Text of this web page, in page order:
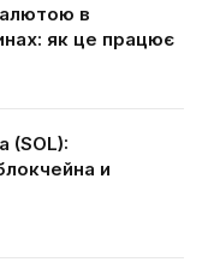
в
як це працює
(SOL):
и